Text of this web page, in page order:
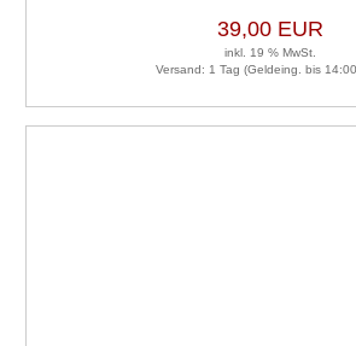
39,00 EUR
inkl. 19 % MwSt.
Versand: 1 Tag (Geldeing. bis